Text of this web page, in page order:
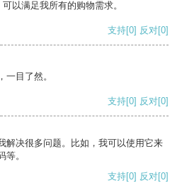
以满足我所有的购物需求。
支持[0] 反对[0]
目了然。
支持[0] 反对[0]
解决很多问题。比如，我可以使用它来
。
支持[0] 反对[0]